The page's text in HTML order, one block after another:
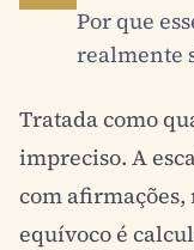
Por que
realmente
Tratada como
impreciso. A
com
equívoco é